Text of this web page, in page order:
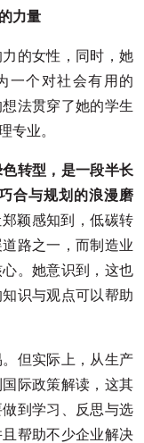
力量
的女性，同时，她
一个对社会有用的
想法贯穿了她的学生
专业。
转型，是一段半长
合与规划的浪漫磨
颖感知到，低碳转
路之一，而制造业
。她意识到，这也
识与观点可以帮助
但实际上，从生产
际政策解读，这其
到学习、反思与选
帮助不少企业解决